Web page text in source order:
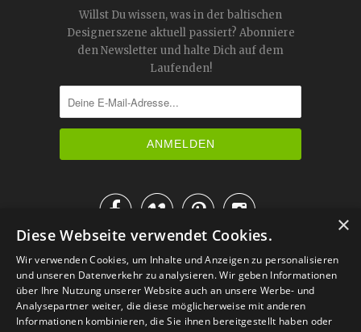
Willst Du wissen, was in der baltischen
Designerszene aktuell passiert? Abonniere
den Newsletter und halte Dich auf dem
Laufenden!

IM KATALOG BLÄTTERN
×
Diese Webseite verwendet Cookies.
Wir verwenden Cookies, um Inhalte und Anzeigen zu personalisieren
und unseren Datenverkehr zu analysieren. Wir geben Informationen
über Ihre Nutzung unserer Website auch an unsere Werbe- und
Analysepartner weiter, die diese möglicherweise mit anderen
Informationen kombinieren, die Sie ihnen bereitgestellt haben oder